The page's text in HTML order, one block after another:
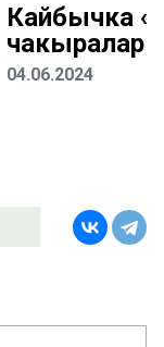
Кайбычка
чакыралар
04.06.2024